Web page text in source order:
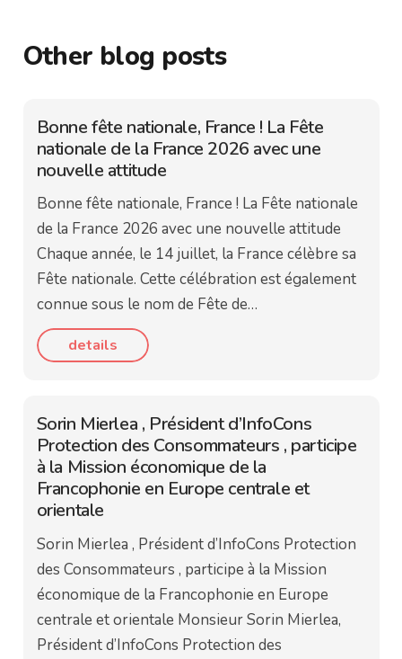
Other blog posts
Bonne fête nationale, France ! La Fête
nationale de la France 2026 avec une
nouvelle attitude
Bonne fête nationale, France ! La Fête nationale
de la France 2026 avec une nouvelle attitude
Chaque année, le 14 juillet, la France célèbre sa
Fête nationale. Cette célébration est également
connue sous le nom de Fête de…
details
Sorin Mierlea , Président d’InfoCons
Protection des Consommateurs , participe
à la Mission économique de la
Francophonie en Europe centrale et
orientale
Sorin Mierlea , Président d’InfoCons Protection
des Consommateurs , participe à la Mission
économique de la Francophonie en Europe
centrale et orientale Monsieur Sorin Mierlea,
Président d’InfoCons Protection des